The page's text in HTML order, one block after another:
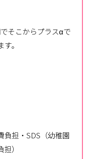
そこからプラスαで
。
負担・SDS（幼稚園
）